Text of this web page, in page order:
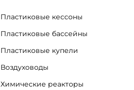
Пластиковые кессоны
Пластиковые бассейны
Пластиковые купели
Воздуховоды
Химические реакторы